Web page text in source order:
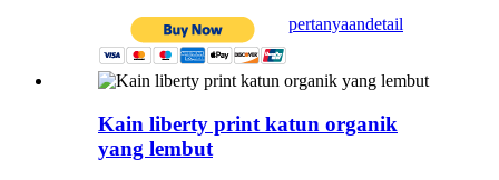
pertanyaandetail
Kain liberty print katun organik
yang lembut